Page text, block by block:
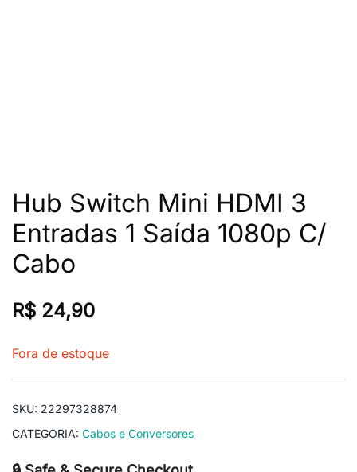
Hub Switch Mini HDMI 3
Entradas 1 Saída 1080p C/
Cabo
R$ 24,90
Fora de estoque
SKU: 22297328874
CATEGORIA: Cabos e Conversores